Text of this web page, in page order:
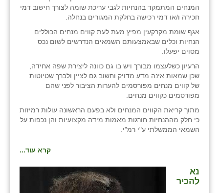
המנחים המתמקד בהנחיות לגבי עריכת שומה לצורך חישוב דמי
חכירה ו/או דמי רכישה בחלקת המגורים בנחלה.
אגף שומת מקרקעין מפיץ מעת לעת קווים מנחים הכוללים
הנחיות וכלים שבאמצעותם השמאים הנדרשים לשום נכס
מסוים יפעלו.
הרעיון כשלעצמו מבורך ויש בו גם כוונה ליצירת שפה אחידה,
שכן שמאות אינה מדע מדויק וחשוב גם לציין ולברך שטיוטות
של קווים מנחים מפורסמים להערות הציבור לפני שהם
מפורסמים כקווים מנחים.
מתוך קריאת הקווים המנחים ולא בפעם הראשונה עולות רמיזות
כי חלק מההנחיות חורגות מאמות מידה מקצועיות והן נכפות על
השמאי הממשלתי ע"י רמ"י.
קרא עוד...
נא
להכיר